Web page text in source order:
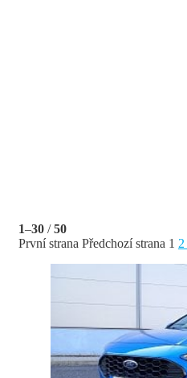
1–30 /50
První strana Předchozí strana 1 2